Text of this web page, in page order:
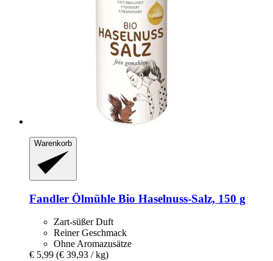
Warenkorb
Fandler Ölmühle Bio Haselnuss-​Salz, 150 g
Zart-süßer Duft
Reiner Geschmack
Ohne Aromazusätze
€ 5,99 (€ 39,93 / kg)